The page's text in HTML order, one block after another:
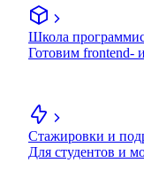
Школа
Готовим frontend-
Стажировки и
Для студентов и